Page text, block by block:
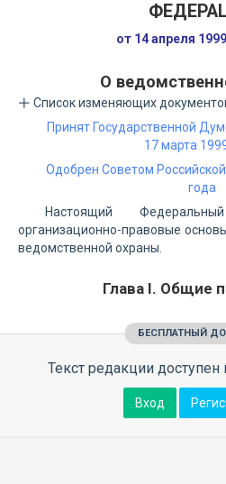
от 14 апреля
О
Список изменяющих
Принят Государственной
17 марта
Одобрен Советом
года
Настоящий
организационно-правовые
ведомственной охраны.
Глава I. Общие
БЕСПЛАТНЫЙ
Текст редакции доступен
Вход